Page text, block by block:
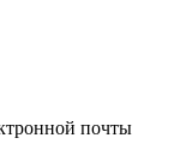
почты